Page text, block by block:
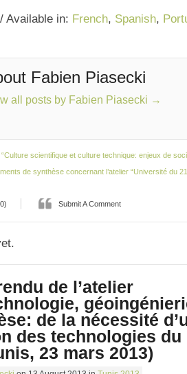
Available in: French, Spanish,
Fabien Piasecki
all posts by Fabien Piasecki →
“Culture scientifique et culture technique: enjeux de
de synthèse concernant l’atelier “Université du
Submit A Comment
de l’atelier
de la nécessité
des technologies du
23 mars 2013)